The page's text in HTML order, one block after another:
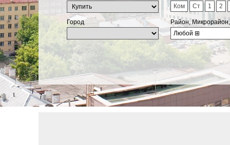
Ком
Ст 1 2
Город
Район,
Любой ⊞